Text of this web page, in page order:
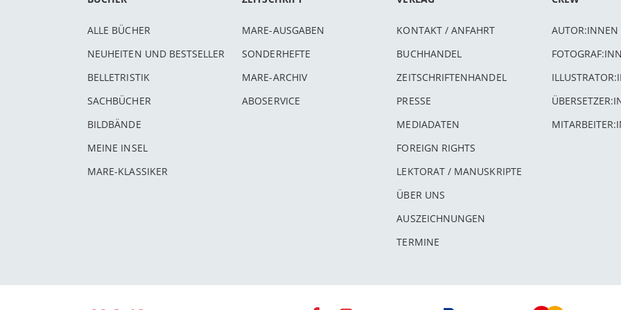
ALLE BÜCHER
NEUHEITEN UND BESTSELLER
BELLETRISTIK
SACHBÜCHER
BILDBÄNDE
MEINE INSEL
MARE-KLASSIKER
MARE-AUSGABEN
SONDERHEFTE
MARE-ARCHIV
ABOSERVICE
KONTAKT / ANFAHRT
BUCHHANDEL
ZEITSCHRIFTENHANDEL
PRESSE
MEDIADATEN
FOREIGN RIGHTS
LEKTORAT / MANUSKRIPTE
ÜBER UNS
AUSZEICHNUNGEN
TERMINE
AUTOR:INNEN